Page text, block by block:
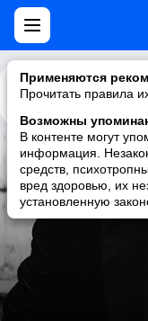
Применяются
Прочитать правила
Возможны
В контенте могут
информация.
средств,
вред здоровью, их
установленную
Каталог
I Bet (Ft. 50
Chris Brown & Tyga